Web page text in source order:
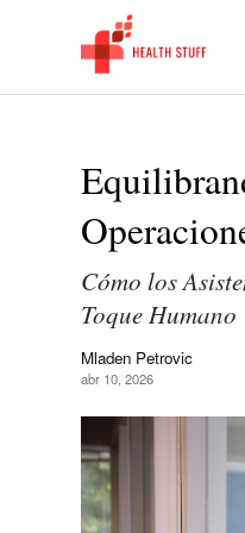
Cómo los
Toque Humano
Mladen Petrovic
abr 10, 2026